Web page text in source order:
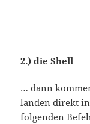
2.) die Shell
… dann
landen direkt
folgenden